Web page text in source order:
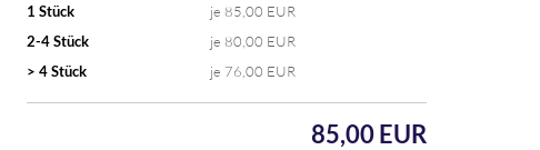
1 Stück
je 85,00 EUR
2-4 Stück
je 80,00 EUR
> 4 Stück
je 76,00 EUR
85,00 EUR